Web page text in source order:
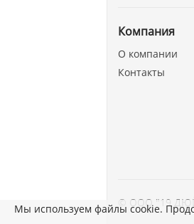
Компания
О компании
Контакты
© ООО "19
Мы используем файлы cookie.